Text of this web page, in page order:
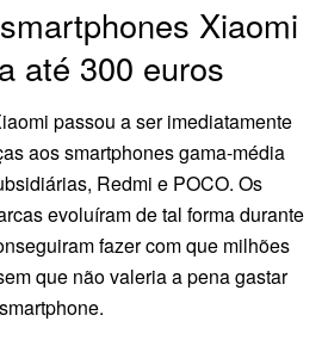
Xiaomi
até 300 euros
passou a ser imediatamente
aos smartphones gama-média
Redmi e POCO. Os
evoluíram de tal forma durante
fazer com que milhões
que não valeria a pena gastar